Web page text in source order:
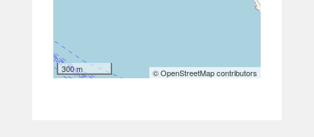
300 m © OpenStreetMap contributors